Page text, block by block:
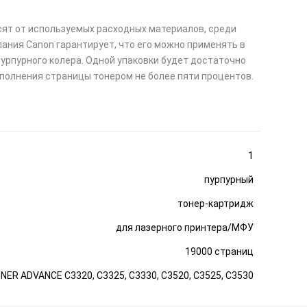
от используемых расходных материалов, среди
Саnon гарантирует, что его можно применять в
колера. Одной упаковки будет достаточно
страницы тонером не более пяти процентов.
1
пурпурный
тонер-картридж
для лазерного принтера/МФУ
19000 страниц
ADVANCE C3320, C3325, C3330, C3520, C3525, C3530